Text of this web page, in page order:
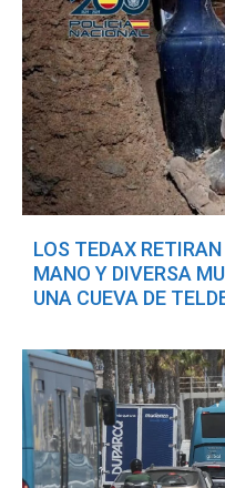
LOS TEDAX
MANO Y DIVERSA
UNA CUEVA DE